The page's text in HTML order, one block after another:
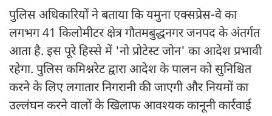
पुलिस अधिकारियों ने बताया कि यमुना एक्सप्रेस-वे का
लगभग 41 किलोमीटर क्षेत्र गौतमबुद्धनगर जनपद के अंतर्गत
आता है. इस पूरे हिस्से में 'नो प्रोटेस्ट जोन' का आदेश प्रभावी
रहेगा. पुलिस कमिश्नरेट द्वारा आदेश के पालन को सुनिश्चित
करने के लिए लगातार निगरानी की जाएगी और नियमों का
उल्लंघन करने वालों के खिलाफ आवश्यक कानूनी कार्रवाई